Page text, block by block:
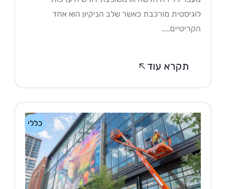
מורכבת כאשר שלב הניקיון הוא אחד
תקרא עוד
כללי